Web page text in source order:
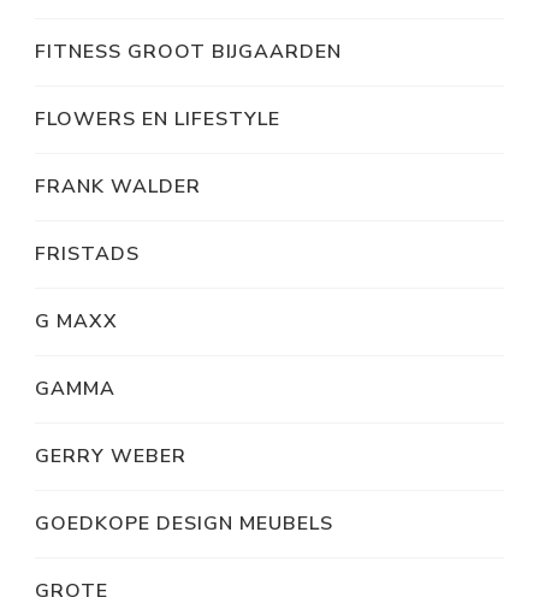
FITNESS GROOT BIJGAARDEN
FLOWERS EN LIFESTYLE
FRANK WALDER
FRISTADS
G MAXX
GAMMA
GERRY WEBER
GOEDKOPE DESIGN MEUBELS
GROTE